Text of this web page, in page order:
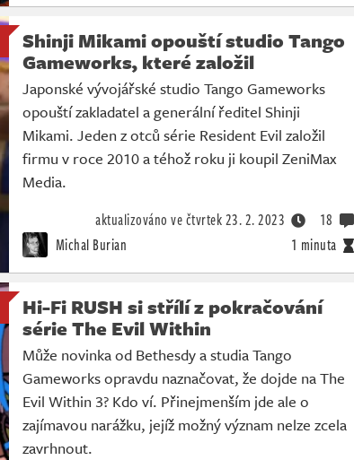
Shinji Mikami opouští studio Tango
Gameworks, které založil
Japonské vývojářské studio Tango Gameworks
opouští zakladatel a generální ředitel Shinji
Mikami. Jeden z otců série Resident Evil založil
firmu v roce 2010 a téhož roku ji koupil ZeniMax
Media.
Michal Burian 1 minuta
aktualizováno ve čtvrtek23. 2. 2023 18
Hi-Fi RUSH si střílí z pokračování
série The Evil Within
Může novinka od Bethesdy a studia Tango
Gameworks opravdu naznačovat, že dojde na The
Evil Within 3? Kdo ví. Přinejmenším jde ale o
zajímavou narážku, jejíž možný význam nelze zcela
zavrhnout.